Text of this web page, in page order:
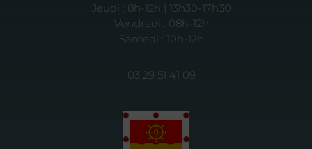
Jeudi : 8h-12h | 13h30-17h30
Vendredi : 08h-12h
Samedi : 10h-12h
03 29 51 41 09